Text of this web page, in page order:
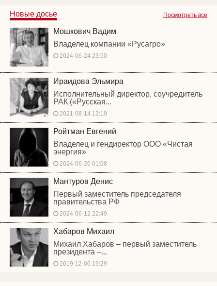
Посмотреть все
Новые досье
Мошкович Вадим
Владелец компании «Русагро»
2024-06-24 23:50
Ираидова Эльмира
Исполнительный директор, соучредитель
РАК («Русская...
2021-08-14 13:19
Ройтман Евгений
Владелец и гендиректор ООО «Чистая
энергия»
2024-06-20 01:08
Мантуров Денис
Первый заместитель председателя
правительства РФ
2024-06-12 22:49
Хабаров Михаил
Михаил Хабаров – первый заместитель
президента –...
2019-12-06 19:29